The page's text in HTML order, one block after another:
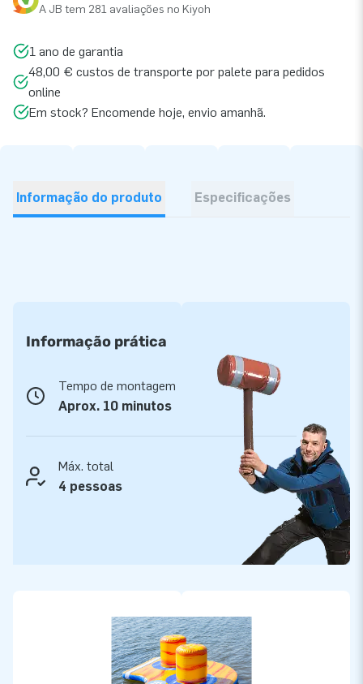
A JB tem 281 avaliações no Kiyoh
1 ano de garantia
48,00 € custos de transporte por palete para pedidos
online
Em stock? Encomende hoje, envio amanhã.
Informação do produto Especificações
Informação prática
Tempo de montagem
Aprox. 10 minutos
Máx. total
4 pessoas